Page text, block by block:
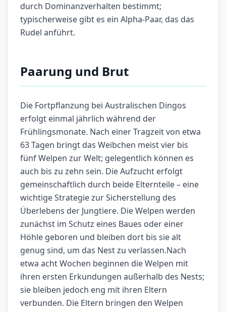
durch Dominanzverhalten bestimmt;
typischerweise gibt es ein Alpha-Paar, das das
Rudel anführt.
Paarung und Brut
Die Fortpflanzung bei Australischen Dingos
erfolgt einmal jährlich während der
Frühlingsmonate. Nach einer Tragzeit von etwa
63 Tagen bringt das Weibchen meist vier bis
fünf Welpen zur Welt; gelegentlich können es
auch bis zu zehn sein. Die Aufzucht erfolgt
gemeinschaftlich durch beide Elternteile – eine
wichtige Strategie zur Sicherstellung des
Überlebens der Jungtiere. Die Welpen werden
zunächst im Schutz eines Baues oder einer
Höhle geboren und bleiben dort bis sie alt
genug sind, um das Nest zu verlassen.Nach
etwa acht Wochen beginnen die Welpen mit
ihren ersten Erkundungen außerhalb des Nests;
sie bleiben jedoch eng mit ihren Eltern
verbunden. Die Eltern bringen den Welpen